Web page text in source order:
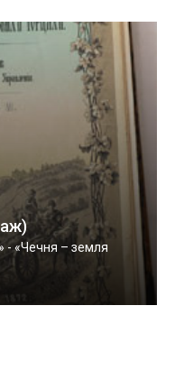
- «Чечня – земля